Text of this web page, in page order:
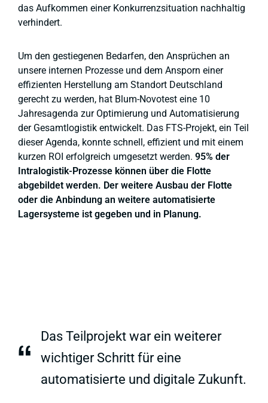
das Aufkommen einer Konkurrenzsituation nachhaltig
verhindert.
Um den gestiegenen Bedarfen, den Ansprüchen an
unsere internen Prozesse und dem Ansporn einer
effizienten Herstellung am Standort Deutschland
gerecht zu werden, hat Blum-Novotest eine 10
Jahresagenda zur Optimierung und Automatisierung
der Gesamtlogistik entwickelt. Das FTS-Projekt, ein Teil
dieser Agenda, konnte schnell, effizient und mit einem
kurzen ROI erfolgreich umgesetzt werden. 95% der
Intralogistik-Prozesse können über die Flotte
abgebildet werden. Der weitere Ausbau der Flotte
oder die Anbindung an weitere automatisierte
Lagersysteme ist gegeben und in Planung.
“
Das Teilprojekt war ein weiterer
wichtiger Schritt für eine
automatisierte und digitale Zukunft.